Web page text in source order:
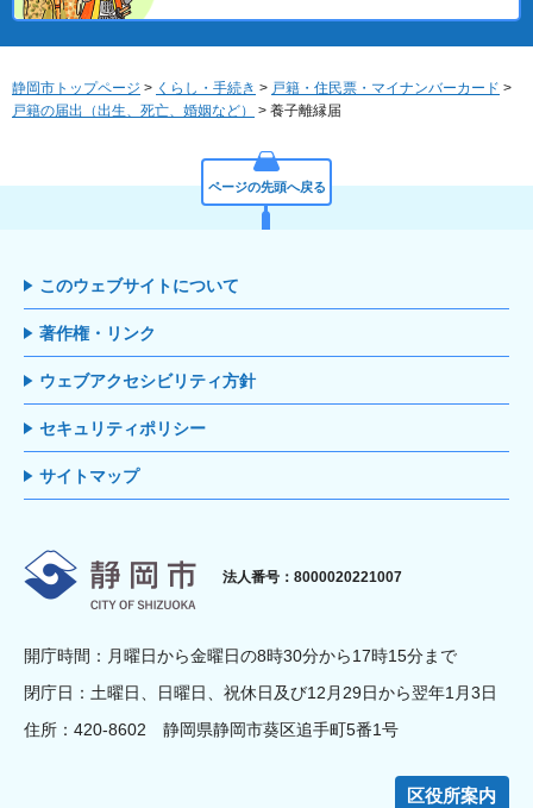
静岡市トップページ > くらし・手続き > 戸籍・住民票・マイナンバーカード >
戸籍の届出（出生、死亡、婚姻など）
> 養子離縁届
ページの先頭へ戻る
このウェブサイトについて
著作権・リンク
ウェブアクセシビリティ方針
セキュリティポリシー
サイトマップ
静岡市
法人番号：8000020221007
開庁時間：月曜日から金曜日の8時30分から17時15分まで
閉庁日：土曜日、日曜日、祝休日及び12月29日から翌年1月3日
住所：420-8602 静岡県静岡市葵区追手町5番1号
区役所案内